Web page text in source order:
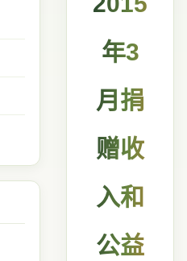
年3
月捐
赠收
入和
公益